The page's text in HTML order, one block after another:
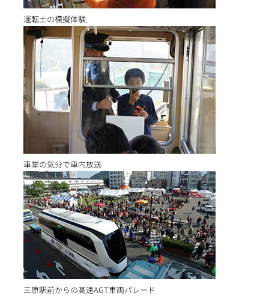
運転士の模擬体験
車掌の気分で車内放送
三原駅前からの高速AGT車両パレード